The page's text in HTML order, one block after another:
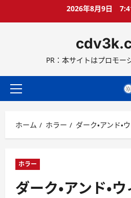
ス
ッ
2026年8月9日
PR：本サイトはプロモー
メ
メ
ニ
ー
ホーム ホラー ダーク・アンド・
ホラー
ダーク・アンド・